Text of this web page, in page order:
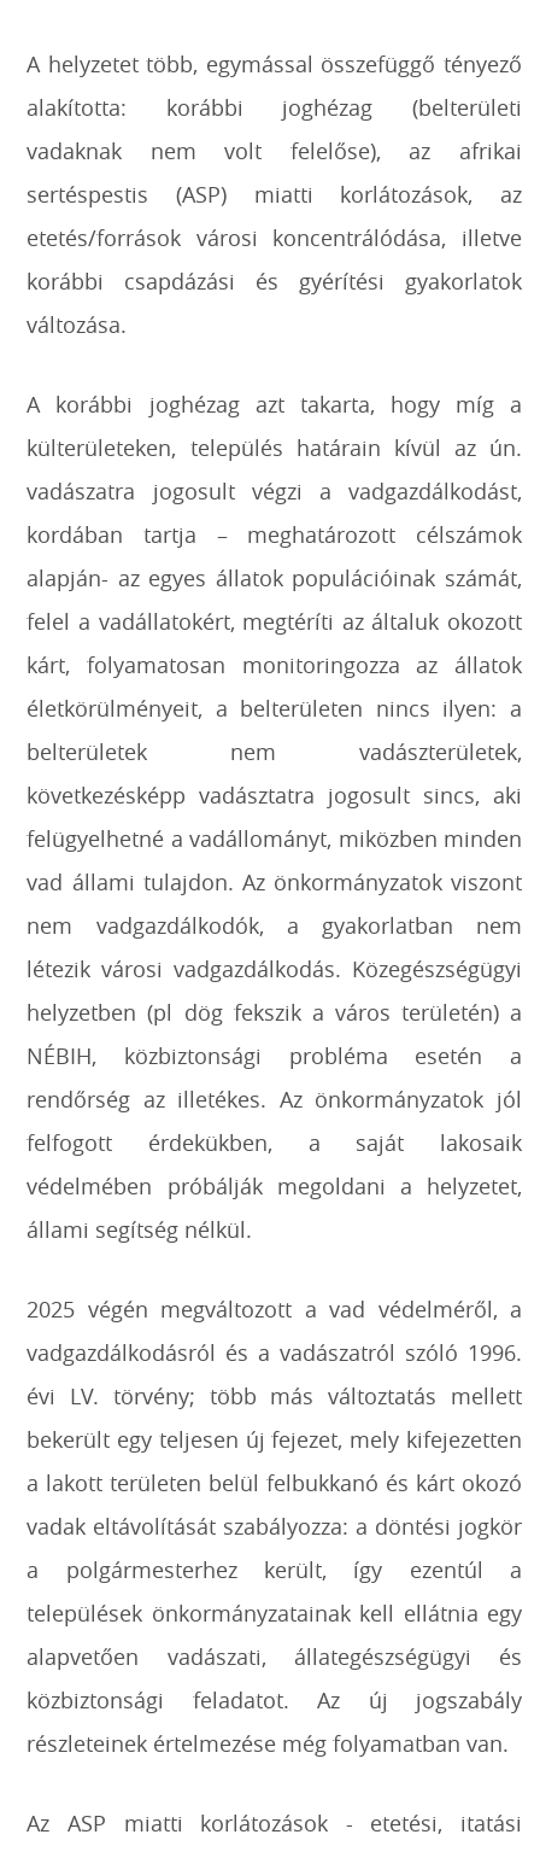
A helyzetet több, egymással összefüggő tényező
alakította: korábbi joghézag (belterületi
vadaknak nem volt felelőse), az afrikai
sertéspestis (ASP) miatti korlátozások, az
etetés/források városi koncentrálódása, illetve
korábbi csapdázási és gyérítési gyakorlatok
változása.
A korábbi joghézag azt takarta, hogy míg a
külterületeken, település határain kívül az ún.
vadászatra jogosult végzi a vadgazdálkodást,
kordában tartja – meghatározott célszámok
alapján- az egyes állatok populációinak számát,
felel a vadállatokért, megtéríti az általuk okozott
kárt, folyamatosan monitoringozza az állatok
életkörülményeit, a belterületen nincs ilyen: a
belterületek nem vadászterületek,
következésképp vadásztatra jogosult sincs, aki
felügyelhetné a vadállományt, miközben minden
vad állami tulajdon. Az önkormányzatok viszont
nem vadgazdálkodók, a gyakorlatban nem
létezik városi vadgazdálkodás. Közegészségügyi
helyzetben (pl dög fekszik a város területén) a
NÉBIH, közbiztonsági probléma esetén a
rendőrség az illetékes. Az önkormányzatok jól
felfogott érdekükben, a saját lakosaik
védelmében próbálják megoldani a helyzetet,
állami segítség nélkül.
2025 végén megváltozott a vad védelméről, a
vadgazdálkodásról és a vadászatról szóló 1996.
évi LV. törvény; több más változtatás mellett
bekerült egy teljesen új fejezet, mely kifejezetten
a lakott területen belül felbukkanó és kárt okozó
vadak eltávolítását szabályozza: a döntési jogkör
a polgármesterhez került, így ezentúl a
települések önkormányzatainak kell ellátnia egy
alapvetően vadászati, állategészségügyi és
közbiztonsági feladatot. Az új jogszabály
részleteinek értelmezése még folyamatban van.
Az ASP miatti korlátozások - etetési, itatási